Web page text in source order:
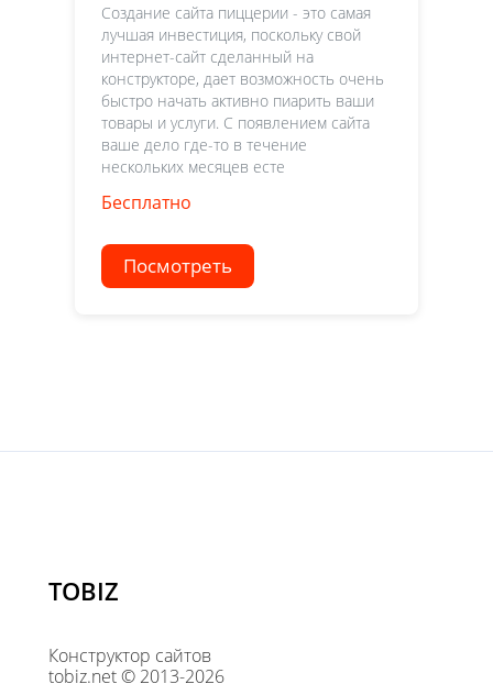
Создание сайта пиццерии - это самая
лучшая инвестиция, поскольку свой
интернет-сайт сделанный на
конструкторе, дает возможность очень
быстро начать активно пиарить ваши
товары и услуги. С появлением сайта
ваше дело где-то в течение
нескольких месяцев есте
Бесплатно
Посмотреть
TOBIZ
Конструктор сайтов
tobiz.net © 2013-2026